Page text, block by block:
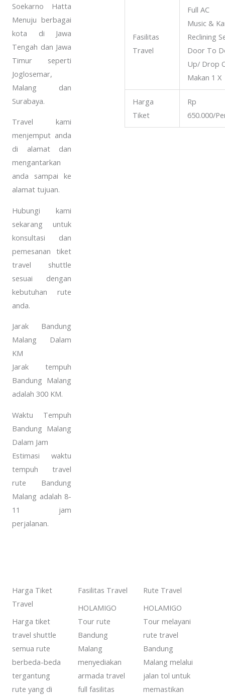
Soekarno Hatta
Menuju berbagai
kota di Jawa
Tengah dan Jawa
Timur seperti
Joglosemar,
Malang dan
Surabaya.
Travel kami
menjemput anda
di alamat dan
mengantarkan
anda sampai ke
alamat tujuan.
Hubungi kami
sekarang untuk
konsultasi dan
pemesanan tiket
travel shuttle
sesuai dengan
kebutuhan rute
anda.
Jarak Bandung
Malang Dalam
KM
Jarak tempuh
Bandung Malang
adalah 300 KM.
Waktu Tempuh
Bandung Malang
Dalam Jam
Estimasi waktu
tempuh travel
rute Bandung
Malang adalah 8-
11 jam
perjalanan.
Fasilitas
Travel
Full AC
Music &
Reclining
Door To
Up/ Drop
Makan 1 X
Harga
Tiket
Rp
650.000/
Harga Tiket
Travel
Harga tiket
travel shuttle
semua rute
berbeda-beda
tergantung
rute yang di
Fasilitas Travel
HOLAMIGO
Tour rute
Bandung
Malang
menyediakan
armada travel
full fasilitas
Rute Travel
HOLAMIGO
Tour melayani
rute travel
Bandung
Malang melalui
jalan tol untuk
memastikan